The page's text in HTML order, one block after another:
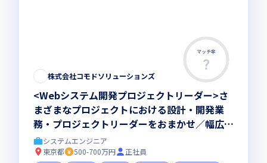
マッチ率
株式会社コモドソリューションズ
<Webシステム開発プロジェクトリーダー>さ
まざまなプロジェクトにおける設計・開発業
務・プロジェクトリーダーをおまかせ／幅広い
業種や技術分野の開発案件多数
システムエンジニア
東京都
500-700万円
正社員